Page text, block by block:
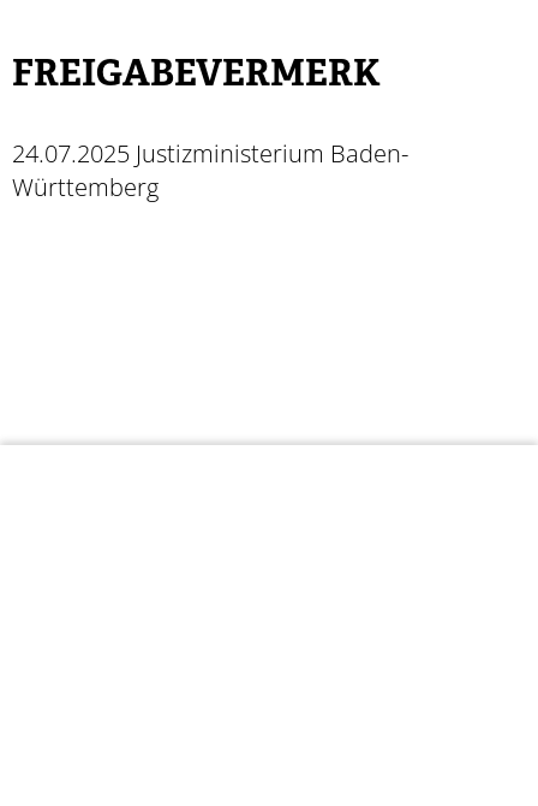
FREIGABEVERMERK
24.07.2025 Justizministerium Baden-
Württemberg